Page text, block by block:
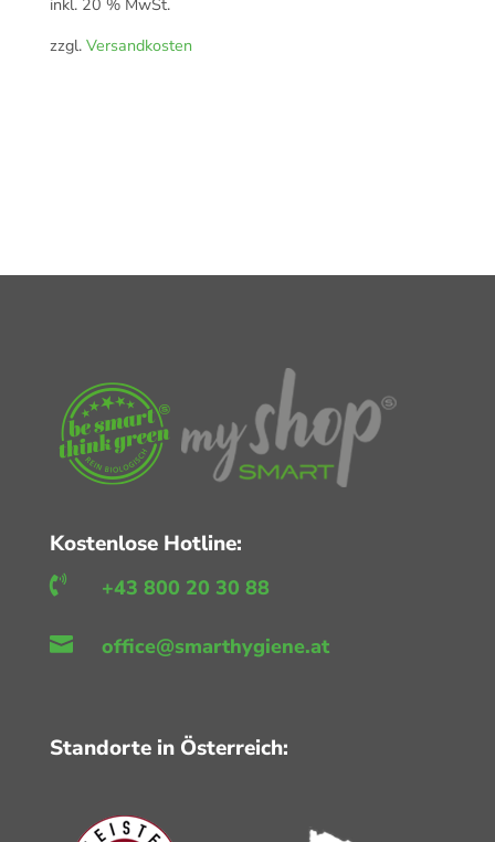
zzgl. Versandkosten
Kostenlose Hotline:
 +43 800 20 30 88
 office@smarthygiene.at
Standorte in Österreich: